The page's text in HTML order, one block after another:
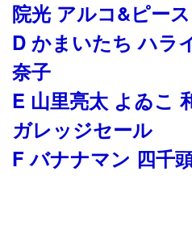
院光 アルコ&ピース
D かまいたち ハラ
奈子
E 山里亮太 よゐこ
ガレッジセール
F バナナマン 四千